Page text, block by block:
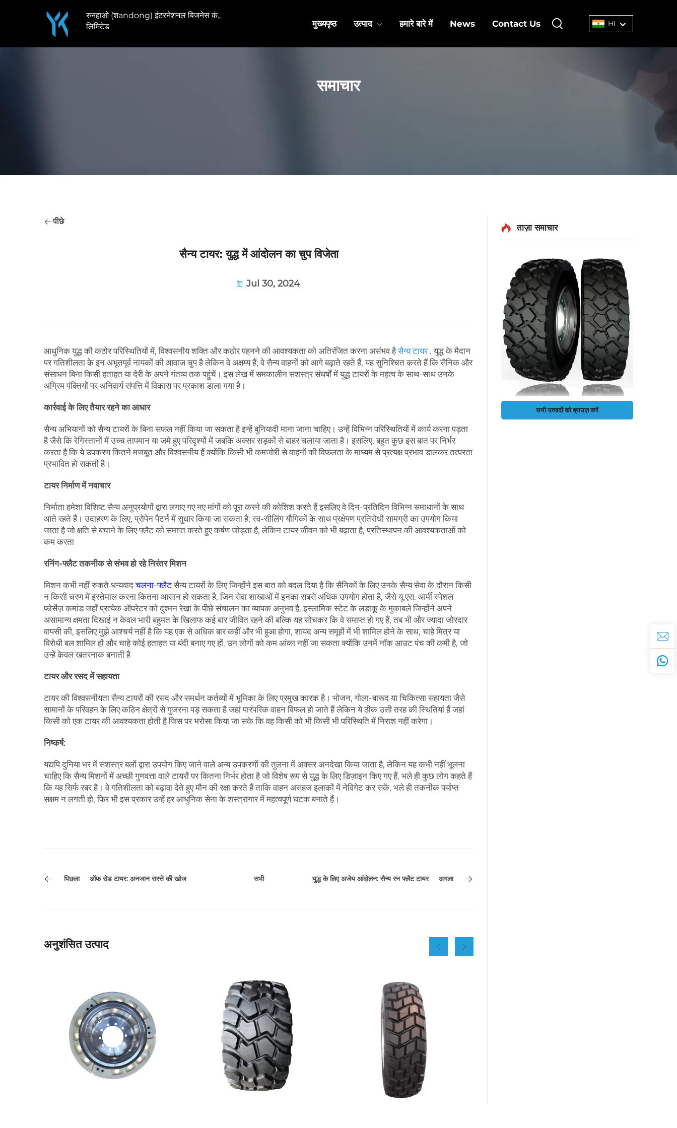
रुनहाओ (शandong) इंटरनेशनल बिजनेस कं.,
लिमिटेड
मुख्यपृष्ठ उत्पाद हमारे बारे में News Contact Us HI
समाचार
पीछे
सैन्य टायर: युद्ध में आंदोलन का चुप विजेता
Jul 30, 2024
आधुनिक युद्ध की कठोर परिस्थितियों में, विश्वसनीय शक्ति और कठोर पहनने की आवश्यकता को अतिरंजित करना असंभव हैसैन्य टायर . युद्ध के मैदान
पर गतिशीलता के इन अभूतपूर्व नायकों की आवाज चुप है लेकिन वे अक्षम्य हैं; वे सैन्य वाहनों को आगे बढ़ाते रहते हैं, यह सुनिश्चित करते हैं कि सैनिक और
संसाधन बिना किसी हताहत या देरी के अपने गंतव्य तक पहुंचें। इस लेख में समकालीन सशस्त्र संघर्षों में युद्ध टायरों के महत्व के साथ-साथ उनके
अग्रिम पंक्तियों पर अनिवार्य संपत्ति में विकास पर प्रकाश डाला गया है।
कार्रवाई के लिए तैयार रहने का आधार
सैन्य अभियानों को सैन्य टायरों के बिना सफल नहीं किया जा सकता है इन्हें बुनियादी माना जाना चाहिए। उन्हें विभिन्न परिस्थितियों में कार्य करना पड़ता
है जैसे कि रेगिस्तानों में उच्च तापमान या जमे हुए परिदृश्यों में जबकि अक्सर सड़कों से बाहर चलाया जाता है। इसलिए, बहुत कुछ इस बात पर निर्भर
करता है कि ये उपकरण कितने मजबूत और विश्वसनीय हैं क्योंकि किसी भी कमजोरी से वाहनों की विफलता के माध्यम से प्रत्यक्ष प्रभाव डालकर तत्परता
प्रभावित हो सकती है।
टायर निर्माण में नवाचार
निर्माता हमेशा विशिष्ट सैन्य अनुप्रयोगों द्वारा लगाए गए नए मांगों को पूरा करने की कोशिश करते हैं इसलिए वे दिन-प्रतिदिन विभिन्न समाधानों के साथ
आते रहते हैं। उदाहरण के लिए, प्रोपेन पैटर्न में सुधार किया जा सकता है; स्व-सीलिंग यौगिकों के साथ प्रक्षेपण प्रतिरोधी सामग्री का उपयोग किया
जाता है जो क्षति से बचाने के लिए फ्लैट को समाप्त करते हुए कर्षण जोड़ता है, लेकिन टायर जीवन को भी बढ़ाता है, प्रतिस्थापन की आवश्यकताओं को
कम करता
रनिंग-फ्लैट तकनीक से संभव हो रहे निरंतर मिशन
मिशन कभी नहीं रुकते धन्यवादचलना-फ्लैटसैन्य टायरों के लिए जिन्होंने इस बात को बदल दिया है कि सैनिकों के लिए उनके सैन्य सेवा के दौरान किसी
न किसी चरण में इस्तेमाल करना कितना आसान हो सकता है, जिन सेवा शाखाओं में इनका सबसे अधिक उपयोग होता है, जैसे यू.एस. आर्मी स्पेशल
फोर्सेज़ कमांड जहाँ प्रत्येक ऑपरेटर को दुश्मन रेखा के पीछे संचालन का व्यापक अनुभव है, इस्लामिक स्टेट के लड़ाकू के मुकाबले जिन्होंने अपने
असामान्य क्षमता दिखाई न केवल भारी बहुमत के खिलाफ कई बार जीवित रहने की बल्कि यह सोचकर कि वे समाप्त हो गए हैं, तब भी और ज्यादा जोरदार
वापसी की, इसलिए मुझे आश्चर्य नहीं है कि यह एक से अधिक बार कहीं और भी हुआ होगा, शायद अन्य समूहों में भी शामिल होने के साथ, चाहे मित्र या
विरोधी बल शामिल हों और चाहे कोई हताहत या बंदी बनाए गए हों, उन लोगों को कम आंका नहीं जा सकता क्योंकि उनमें नॉक आउट पंच की कमी है, जो
उन्हें केवल खतरनाक बनाती है
टायर और रसद में सहायता
टायर की विश्वसनीयता सैन्य टायरों की रसद और समर्थन कर्तव्यों में भूमिका के लिए प्रमुख कारक है। भोजन, गोला-बारूद या चिकित्सा सहायता जैसे
सामानों के परिवहन के लिए कठिन क्षेत्रों से गुजरना पड़ सकता है जहां पारंपरिक वाहन विफल हो जाते हैं लेकिन ये ठीक उसी तरह की स्थितियां हैं जहां
किसी को एक टायर की आवश्यकता होती है जिस पर भरोसा किया जा सके कि वह किसी को भी किसी भी परिस्थिति में निराश नहीं करेगा।
निष्कर्ष:
यद्यपि दुनिया भर में सशस्त्र बलों द्वारा उपयोग किए जाने वाले अन्य उपकरणों की तुलना में अक्सर अनदेखा किया जाता है, लेकिन यह कभी नहीं भूलना
चाहिए कि सैन्य मिशनों में अच्छी गुणवत्ता वाले टायरों पर कितना निर्भर होता है जो विशेष रूप से युद्ध के लिए डिज़ाइन किए गए हैं, भले ही कुछ लोग कहते हैं
कि यह सिर्फ रबर है। वे गतिशीलता को बढ़ावा देते हुए मौन की रक्षा करते हैं ताकि वाहन असहज इलाकों में नेविगेट कर सकें, भले ही तकनीक पर्याप्त
सक्षम न लगती हो, फिर भी इस प्रकार उन्हें हर आधुनिक सेना के शस्त्रागार में महत्वपूर्ण घटक बनाते हैं।
पिछला ऑफ रोड टायर: अनजान रास्ते की खोज सभी युद्ध के लिए अजेय आंदोलन: सैन्य रन फ्लैट टायर अगला
अनुशंसित उत्पाद
ताज़ा समाचार
सभी उत्पादों को ब्राउज़ करें